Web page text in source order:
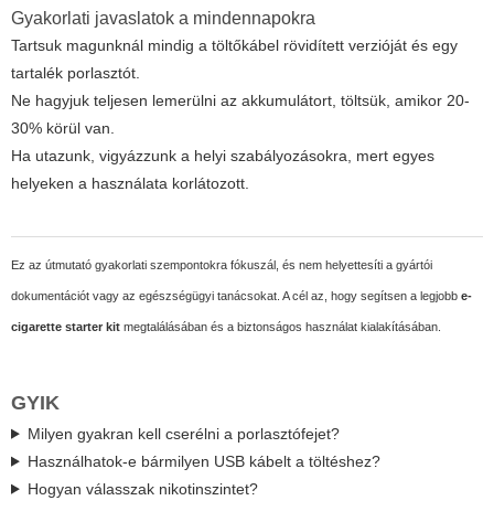
Gyakorlati javaslatok a mindennapokra
Tartsuk magunknál mindig a töltőkábel rövidített verzióját és egy
tartalék porlasztót.
Ne hagyjuk teljesen lemerülni az akkumulátort, töltsük, amikor 20-
30% körül van.
Ha utazunk, vigyázzunk a helyi szabályozásokra, mert egyes
helyeken a használata korlátozott.
Ez az útmutató gyakorlati szempontokra fókuszál, és nem helyettesíti a gyártói
dokumentációt vagy az egészségügyi tanácsokat. A cél az, hogy segítsen a legjobb e-
cigarette starter kit megtalálásában és a biztonságos használat kialakításában.
GYIK
Milyen gyakran kell cserélni a porlasztófejet?
Használhatok-e bármilyen USB kábelt a töltéshez?
Hogyan válasszak nikotinszintet?